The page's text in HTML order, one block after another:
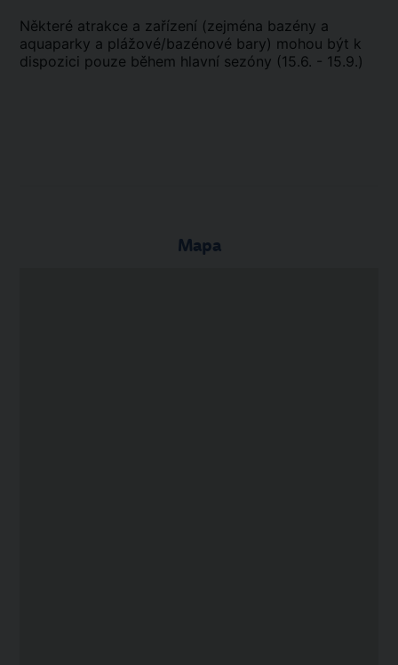
Některé atrakce a zařízení (zejména bazény a
aquaparky a plážové/bazénové bary) mohou být k
dispozici pouze během hlavní sezóny (15.6. - 15.9.)
Mapa